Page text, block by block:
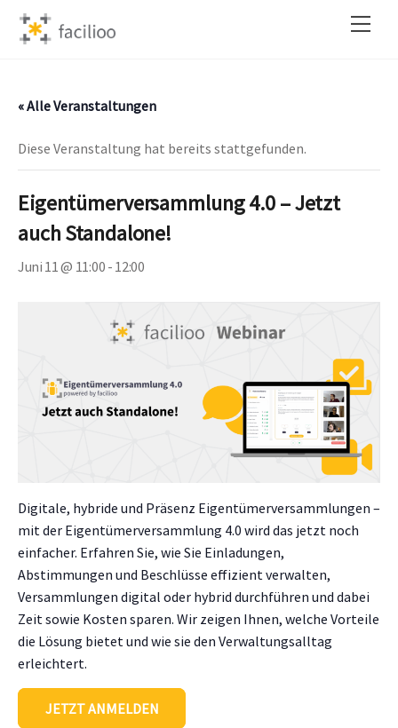
Skip
« Alle Veranstaltungen
Diese Veranstaltung hat bereits stattgefunden.
Eigentümerversammlung 4.0 – Jetzt
auch Standalone!
Juni 11 @ 11:00 - 12:00
Digitale, hybride und Präsenz Eigentümerversammlungen –
mit der Eigentümerversammlung 4.0 wird das jetzt noch
einfacher. Erfahren Sie, wie Sie Einladungen,
Abstimmungen und Beschlüsse effizient verwalten,
Versammlungen digital oder hybrid durchführen und dabei
Zeit sowie Kosten sparen. Wir zeigen Ihnen, welche Vorteile
die Lösung bietet und wie sie den Verwaltungsalltag
erleichtert.
JETZT ANMELDEN